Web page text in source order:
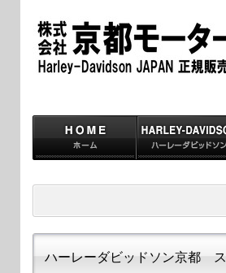
ハーレーダビッドソン京都